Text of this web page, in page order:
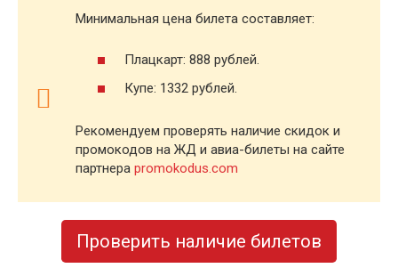
Минимальная цена билета составляет:
Плацкарт: 888 рублей.
Купе: 1332 рублей.
Рекомендуем проверять наличие скидок и
промокодов на ЖД и авиа-билеты на сайте
партнера promokodus.com
Проверить наличие билетов